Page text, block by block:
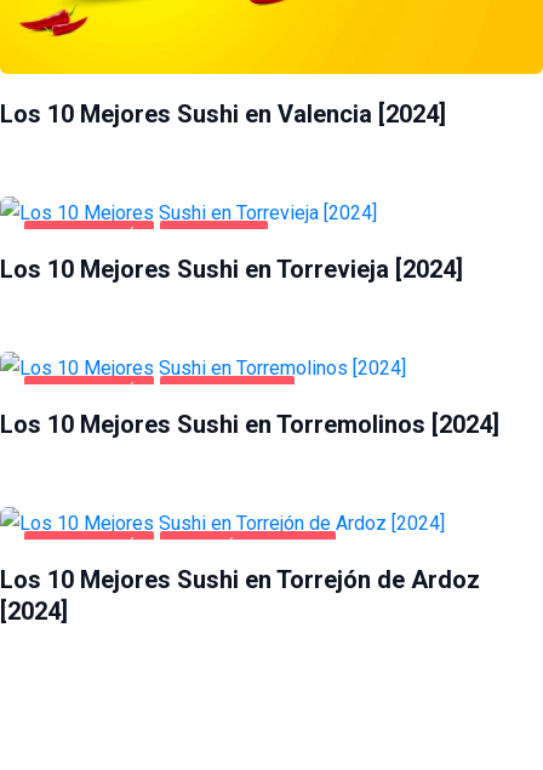
Los 10 Mejores Sushi en Valencia [2024]
Los 10 Mejores Sushi en Torrevieja [2024]
Los 10 Mejores Sushi en Torremolinos [2024]
Los 10 Mejores Sushi en Torrejón de Ardoz
[2024]